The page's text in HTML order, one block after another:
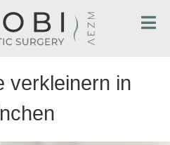
verkleinern in